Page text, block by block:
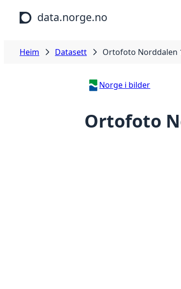
Hopp til hovudinnhald
data.norge.no
Heim Datasett Ortofoto Norddalen
Norge i bilder
Ortofoto